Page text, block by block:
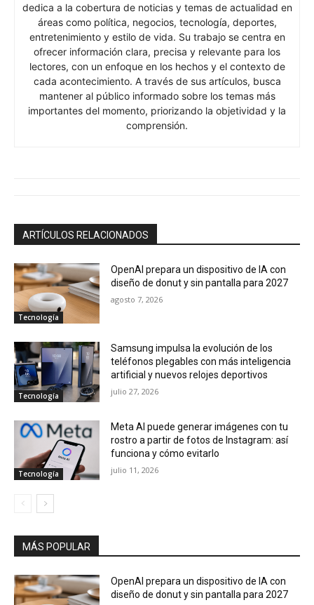
dedica a la cobertura de noticias y temas de actualidad en
áreas como política, negocios, tecnología, deportes,
entretenimiento y estilo de vida. Su trabajo se centra en
ofrecer información clara, precisa y relevante para los
lectores, con un enfoque en los hechos y el contexto de
cada acontecimiento. A través de sus artículos, busca
mantener al público informado sobre los temas más
importantes del momento, priorizando la objetividad y la
comprensión.
ARTÍCULOS RELACIONADOS
Tecnología
OpenAI prepara un dispositivo de IA con
diseño de donut y sin pantalla para 2027
agosto 7, 2026
Tecnología
Samsung impulsa la evolución de los
teléfonos plegables con más inteligencia
artificial y nuevos relojes deportivos
julio 27, 2026
Tecnología
Meta AI puede generar imágenes con tu
rostro a partir de fotos de Instagram: así
funciona y cómo evitarlo
julio 11, 2026
MÁS POPULAR
OpenAI prepara un dispositivo de IA con
diseño de donut y sin pantalla para 2027